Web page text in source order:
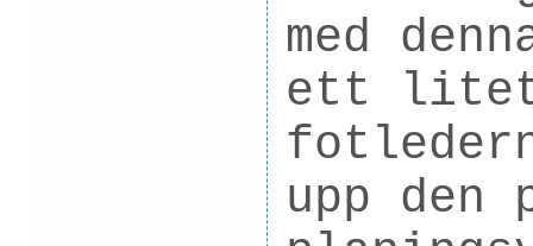
med
ett litet
upp den